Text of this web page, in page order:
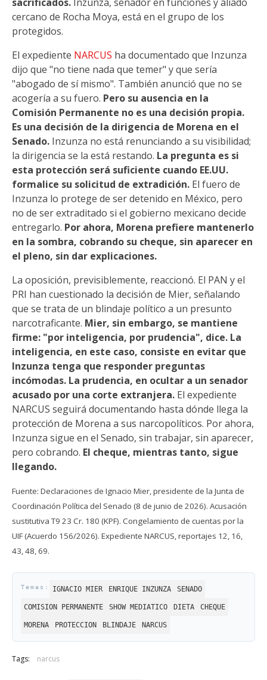
cercano de Rocha Moya, está en el grupo de los
protegidos.
El expediente NARCUS ha documentado que Inzunza
dijo que "no tiene nada que temer" y que sería
"abogado de sí mismo". También anunció que no se
acogería a su fuero. Pero su ausencia en la
Comisión Permanente no es una decisión propia.
Es una decisión de la dirigencia de Morena en el
Senado. Inzunza no está renunciando a su visibilidad;
la dirigencia se la está restando. La pregunta es si
esta protección será suficiente cuando EE.UU.
formalice su solicitud de extradición. El fuero de
Inzunza lo protege de ser detenido en México, pero
no de ser extraditado si el gobierno mexicano decide
entregarlo. Por ahora, Morena prefiere mantenerlo
en la sombra, cobrando su cheque, sin aparecer en
el pleno, sin dar explicaciones.
La oposición, previsiblemente, reaccionó. El PAN y el
PRI han cuestionado la decisión de Mier, señalando
que se trata de un blindaje político a un presunto
narcotraficante. Mier, sin embargo, se mantiene
firme: "por inteligencia, por prudencia", dice. La
inteligencia, en este caso, consiste en evitar que
Inzunza tenga que responder preguntas
incómodas. La prudencia, en ocultar a un senador
acusado por una corte extranjera. El expediente
NARCUS seguirá documentando hasta dónde llega la
protección de Morena a sus narcopolíticos. Por ahora,
Inzunza sigue en el Senado, sin trabajar, sin aparecer,
pero cobrando. El cheque, mientras tanto, sigue
llegando.
Fuente: Declaraciones de Ignacio Mier, presidente de la Junta de
Coordinación Política del Senado (8 de junio de 2026). Acusación
sustitutiva T9 23 Cr. 180 (KPF). Congelamiento de cuentas por la
UIF (Acuerdo 156/2026). Expediente NARCUS, reportajes 12, 16,
43, 48, 69.
IGNACIO MIER ENRIQUE INZUNZA SENADO
COMISION PERMANENTE SHOW MEDIATICO DIETA CHEQUE
MORENA PROTECCION BLINDAJE NARCUS
Tags: narcus